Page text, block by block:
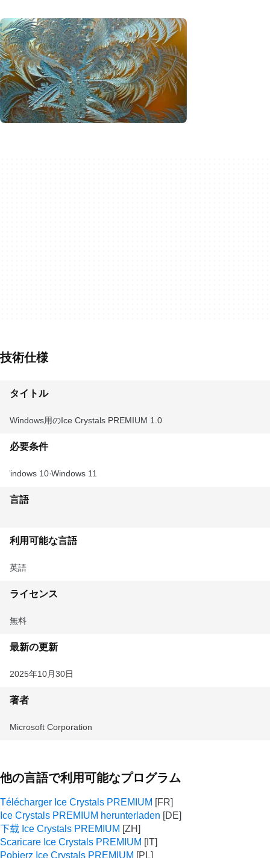
技術仕様
タイトル
Windows用のIce Crystals PREMIUM 1.0
必要条件
Windows 10 Windows 11
言語
利用可能な言語
英語
ライセンス
無料
最新の更新
2025年10月30日
著者
Microsoft Corporation
他の言語で利用可能なプログラム
Télécharger Ice Crystals PREMIUM
Ice Crystals PREMIUM herunterladen
下载 Ice Crystals PREMIUM
Scaricare Ice Crystals PREMIUM
Pobierz Ice Crystals PREMIUM